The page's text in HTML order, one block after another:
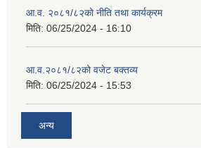
आ.व. २०८१/८२को नीति तथा कार्यक्रम
मिति: 06/25/2024 - 16:10
आ.व.२०८१/८२को वजेट बक्तव्य
मिति: 06/25/2024 - 15:53
अन्य